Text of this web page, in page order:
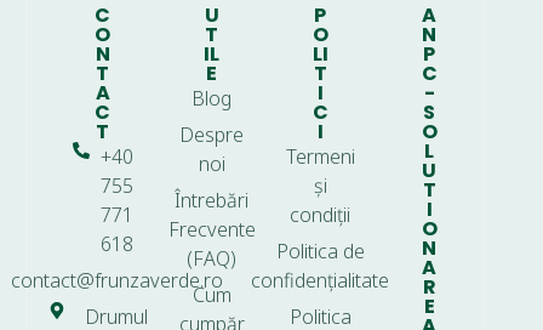
C
O
N
T
A
C
T
+40
755
771
618
contact@frunzaverde.ro
Drumul
U
T
IL
E
Blog
Despre
noi
Întrebări
Frecvente
(FAQ)
Cum
cumpăr
P
O
LI
T
I
C
I
Termeni
și
condiții
Politica de
confidențialitate
Politica
A
N
P
C
-
S
O
L
U
T
I
O
N
A
R
E